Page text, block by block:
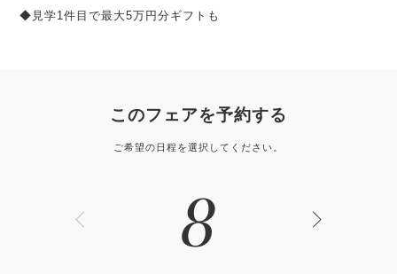
◆見学1件目で最大5万円分ギフトも
このフェアを予約する
ご希望の日程を選択してください。
8